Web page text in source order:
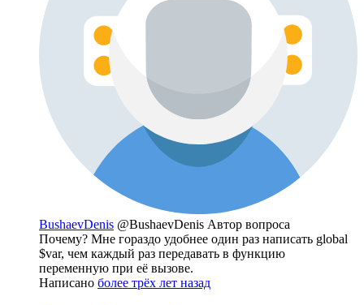
BushaevDenis @BushaevDenis Автор вопроса
Почему? Мне гораздо удобнее один раз написать global
$var, чем каждый раз передавать в функцию
переменную при её вызове.
Написано более трёх лет назад